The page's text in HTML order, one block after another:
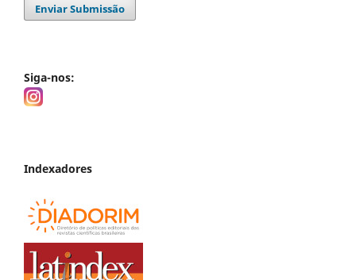
Enviar Submissão
Siga-nos:
Indexadores